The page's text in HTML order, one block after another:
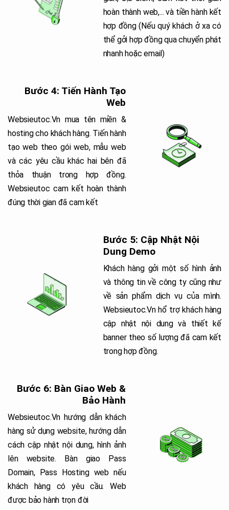
hoàn thành web,... và tiền hành kết
hợp đồng (Nếu quý khách ở xa có
thể gởi hợp đồng qua chuyển phát
nhanh hoặc email)
Bước 4: Tiến Hành Tạo
Web
Websieutoc.Vn mua tên miền &
hosting cho khách hàng. Tiến hành
tạo web theo gói web, mẫu web
và các yêu cầu khác hai bên đã
thỏa thuận trong hợp đồng.
Websieutoc cam kết hoàn thành
đúng thời gian đã cam kết
Bước 5: Cập Nhật Nội
Dung Demo
Khách hàng gởi một số hình ảnh
và thông tin về công ty cũng như
về sản phẩm dịch vụ của mình.
Websieutoc.Vn hổ trợ khách hàng
cập nhật nội dung và thiết kế
banner theo số lượng đã cam kết
trong hợp đồng.
Bước 6: Bàn Giao Web &
Bảo Hành
Websieutoc.Vn hướng dẫn khách
hàng sử dụng website, hướng dẫn
cách cập nhật nội dung, hình ảnh
lên website. Bàn giao Pass
Domain, Pass Hosting web nếu
khách hàng có yêu cầu. Web
được bảo hành trọn đời